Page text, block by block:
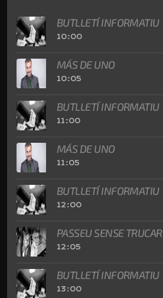
BUTLLETÍ INFORMATIU
10:00
MÁS DE UNO
10:05
BUTLLETÍ INFORMATIU
11:00
MÁS DE UNO
11:05
BUTLLETÍ INFORMATIU
12:00
PASSEU SENSE TRUCAR
12:05
BUTLLETÍ INFORMATIU
13:00